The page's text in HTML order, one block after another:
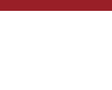
streng-sittliche